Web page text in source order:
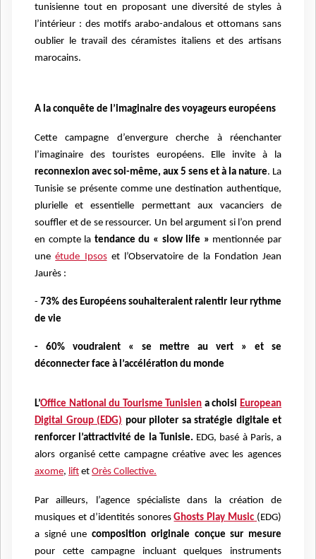
tunisienne tout en proposant une diversité de styles à
l’intérieur : des motifs arabo-andalous et ottomans sans
oublier le travail des céramistes italiens et des artisans
marocains.
A la conquête de l’imaginaire des voyageurs européens
Cette campagne d’envergure cherche à réenchanter
l’imaginaire des touristes européens. Elle invite à la
reconnexion avec soi-même, aux 5 sens et à la nature. La
Tunisie se présente comme une destination authentique,
plurielle et essentielle permettant aux vacanciers de
souffler et de se ressourcer. Un bel argument si l’on prend
en compte la tendance du « slow life » mentionnée par
uneétude Ipsoset l’Observatoire de la Fondation Jean
Jaurès :
- 73% des Européens souhaiteraient ralentir leur rythme
de vie
- 60% voudraient « se mettre au vert » et se
déconnecter face à l’accélération du monde
L’Office National du Tourisme Tunisien a choisiEuropean
Digital Group (EDG) pour piloter sa stratégie digitale et
renforcer l’attractivité de la Tunisie. EDG, basé à Paris, a
alors organisé cette campagne créative avec les agences
axome, lift et Orès Collective.
Par ailleurs, l’agence spécialiste dans la création de
musiques et d’identités sonoresGhosts Play Music (EDG)
a signé unecomposition originale conçue sur mesure
pour cette campagne incluant quelques instruments